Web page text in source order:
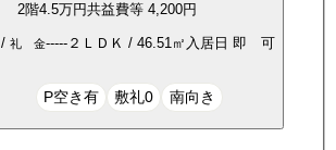
2階4.5万円共益費等4,200円
/礼 金----- ２ＬＤＫ /46.51㎡ 入居日 即 可
P空き有 敷礼0 南向き